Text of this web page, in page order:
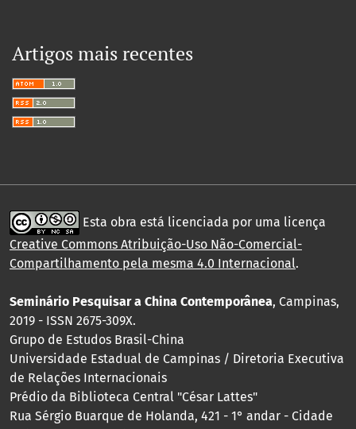
Artigos mais recentes
Esta obra está licenciada por uma licença
Creative Commons Atribuição-Uso Não-Comercial-
Compartilhamento pela mesma 4.0 Internacional.
Seminário Pesquisar a China Contemporânea, Campinas,
2019 - ISSN 2675-309X.
Grupo de Estudos Brasil-China
Universidade Estadual de Campinas / Diretoria Executiva
de Relações Internacionais
Prédio da Biblioteca Central "César Lattes"
Rua Sérgio Buarque de Holanda, 421 - 1° andar - Cidade